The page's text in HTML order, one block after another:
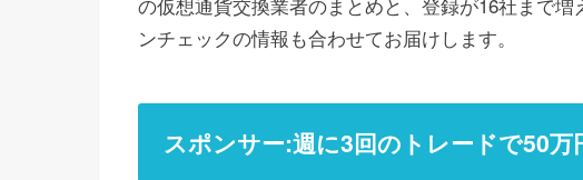
ンチェックの情報も合わせてお届けします。
スポンサー:週に3回のトレードで50